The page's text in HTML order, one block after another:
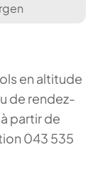
en altitude
de rendez-
partir de
043 535